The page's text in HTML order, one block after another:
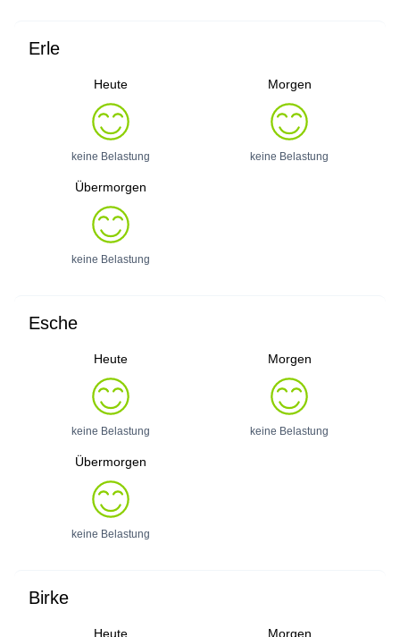
Erle
Heute
keine Belastung
Morgen
keine Belastung
Übermorgen
keine Belastung
Esche
Heute
keine Belastung
Morgen
keine Belastung
Übermorgen
keine Belastung
Birke
Heute Morgen